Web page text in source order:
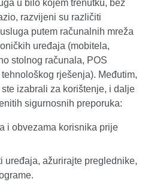
u bilo kojem trenutku, bez
razvijeni su različiti
putem računalnih mreža
uređaja (mobitela,
stolnog računala, POS
rješenja). Međutim,
izabrali za korištenje, i dalje
sigurnosnih preporuka:
i obvezama korisnika prije
uređaja, ažurirajte preglednike,